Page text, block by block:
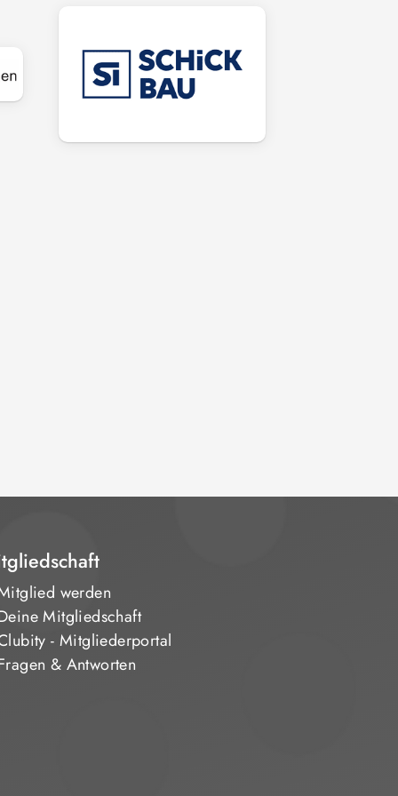
werden
Mitgliedschaft
- Mitgliederportal
& Antworten